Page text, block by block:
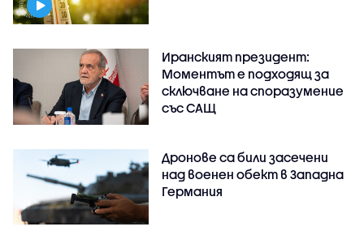
Иранският президент:
Моментът е подходящ за
сключване на споразумение
със САЩ
Дронове са били засечени
над военен обект в Западна
Германия